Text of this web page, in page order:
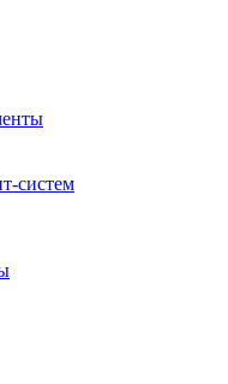
систем